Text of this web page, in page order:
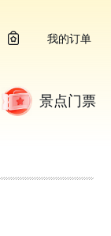
我的订单
景点门票